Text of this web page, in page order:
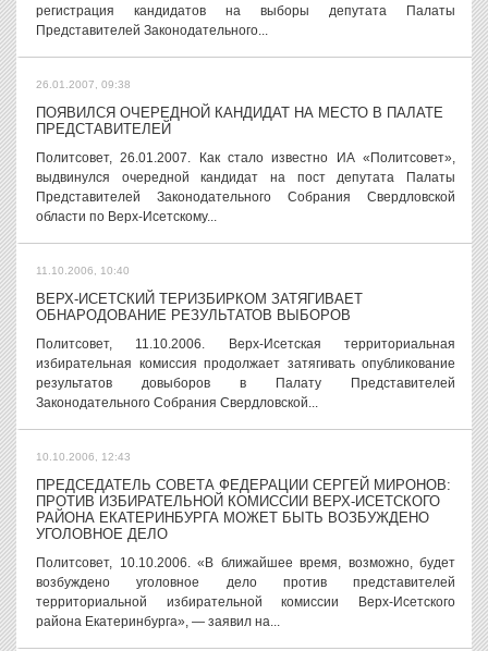
регистрация кандидатов на выборы депутата Палаты
Представителей Законодательного...
26.01.2007, 09:38
ПОЯВИЛСЯ ОЧЕРЕДНОЙ КАНДИДАТ НА МЕСТО В ПАЛАТЕ
ПРЕДСТАВИТЕЛЕЙ
Политсовет, 26.01.2007. Как стало известно ИА «Политсовет»,
выдвинулся очередной кандидат на пост депутата Палаты
Представителей Законодательного Собрания Свердловской
области по Верх-Исетскому...
11.10.2006, 10:40
ВЕРХ-ИСЕТСКИЙ ТЕРИЗБИРКОМ ЗАТЯГИВАЕТ
ОБНАРОДОВАНИЕ РЕЗУЛЬТАТОВ ВЫБОРОВ
Политсовет, 11.10.2006. Верх-Исетская территориальная
избирательная комиссия продолжает затягивать опубликование
результатов довыборов в Палату Представителей
Законодательного Собрания Свердловской...
10.10.2006, 12:43
ПРЕДСЕДАТЕЛЬ СОВЕТА ФЕДЕРАЦИИ СЕРГЕЙ МИРОНОВ:
ПРОТИВ ИЗБИРАТЕЛЬНОЙ КОМИССИИ ВЕРХ-ИСЕТСКОГО
РАЙОНА ЕКАТЕРИНБУРГА МОЖЕТ БЫТЬ ВОЗБУЖДЕНО
УГОЛОВНОЕ ДЕЛО
Политсовет, 10.10.2006. «В ближайшее время, возможно, будет
возбуждено уголовное дело против представителей
территориальной избирательной комиссии Верх-Исетского
района Екатеринбурга», — заявил на...